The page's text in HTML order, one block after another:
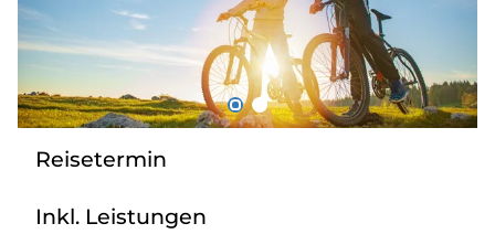
Sie befinden sich in:
Deutschland
Österreich
Reisetermin
Inkl. Leistungen